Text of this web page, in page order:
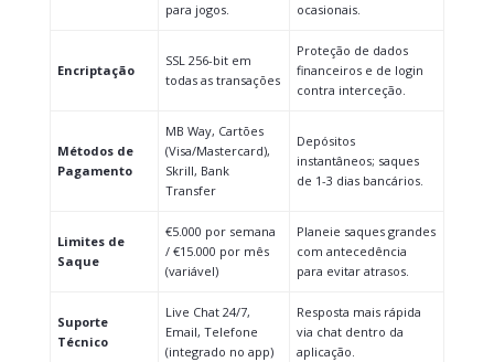
para jogos.
ocasionais.
Encriptação
SSL 256-bit em
todas as transações
Proteção de dados
financeiros e de login
contra interceção.
Métodos de
Pagamento
MB Way, Cartões
(Visa/Mastercard),
Skrill, Bank
Transfer
Depósitos
instantâneos; saques
de 1-3 dias bancários.
Limites de
Saque
€5.000 por semana
/ €15.000 por mês
(variável)
Planeie saques grandes
com antecedência
para evitar atrasos.
Suporte
Técnico
Live Chat 24/7,
Email, Telefone
(integrado no app)
Resposta mais rápida
via chat dentro da
aplicação.